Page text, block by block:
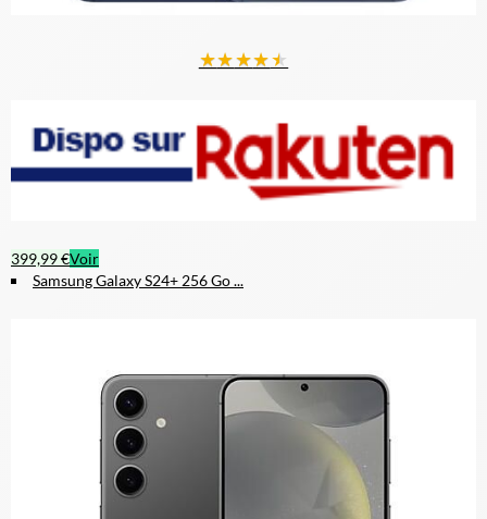
★★★★★
399,99 €Voir
Samsung Galaxy S24+ 256 Go ...